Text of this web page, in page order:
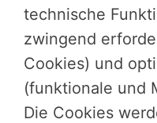
technische
zwingend
Cookies) und
(funktionale und
Die Cookies